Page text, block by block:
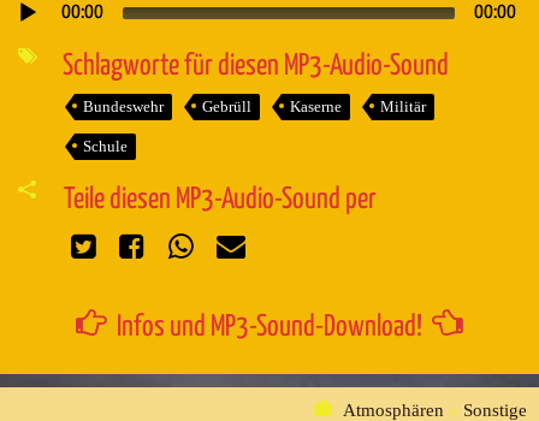
Audio-
00:00 00:00
Schlagworte für diesen MP3-Audio-Sound
Bundeswehr Gebrüll Kaserne Militär
Schule
Teile diesen MP3-Audio-Sound per
Infos und MP3-Sound-Download!
Atmosphären » Sonstige